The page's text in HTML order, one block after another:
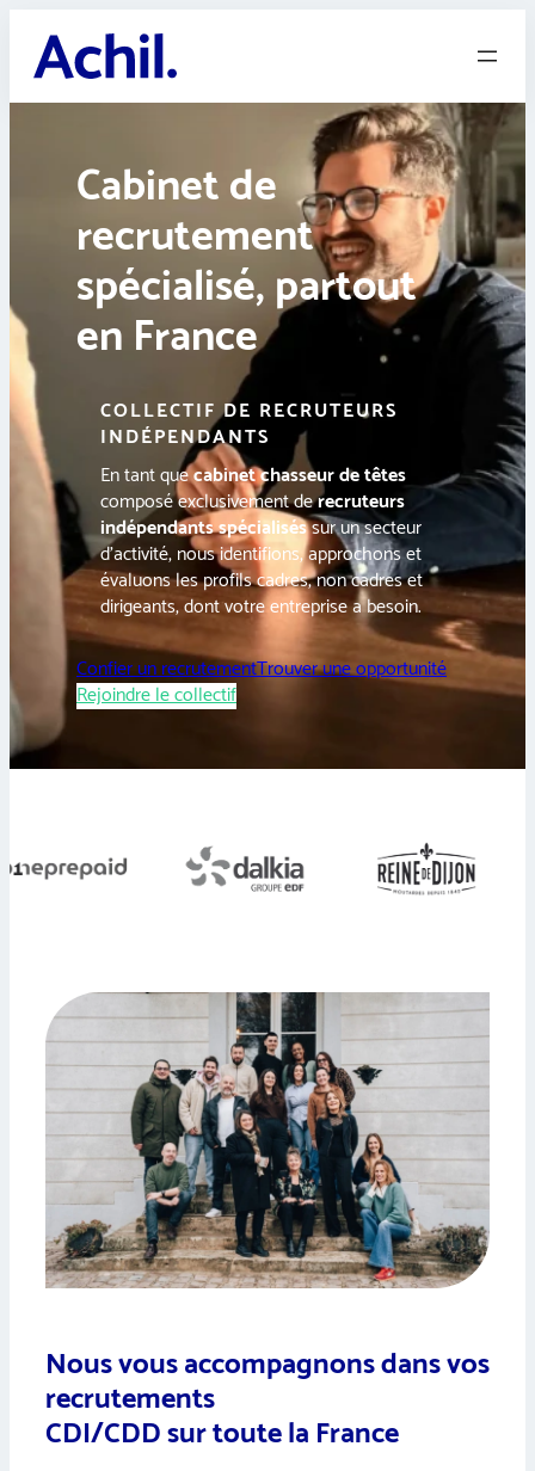
contenu
Cabinet de
recrutement
spécialisé, partout
en France
COLLECTIF DE RECRUTEURS
INDÉPENDANTS
En tant quecabinet chasseur de têtes
composé exclusivement derecruteurs
indépendants spécialiséssur un secteur
d’activité, nous identifions, approchons et
évaluons les profils cadres, non cadres et
dirigeants, dont votre entreprise a besoin.
Confier un recrutementTrouver une opportunité
Rejoindre le collectif
Nous vous accompagnons dans vos
recrutements
CDI/CDD sur toute la France